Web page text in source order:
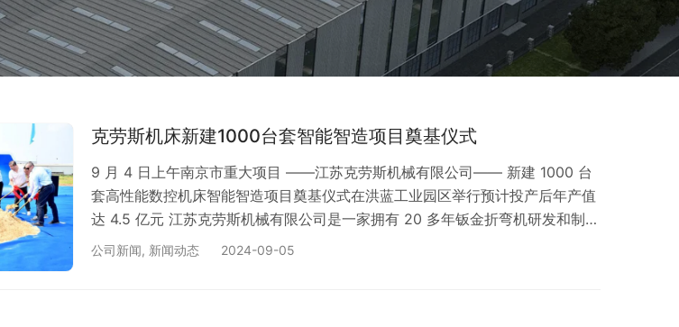
克劳斯机床新建1000台套智能智造项目奠基仪式
9 月 4 日上午南京市重大项目 ——江苏克劳斯机械有限公司—— 新建 1000 台
套高性能数控机床智能智造项目奠基仪式在洪蓝工业园区举行预计投产后年产值
达 4.5 亿元 江苏克劳斯机械有限公司是一家拥有 20 多年钣金折弯机研发和制造
经验的知名智能制造企业，致力于为国内外各类型钣金设备需求企业提供高质量
公司新闻, 新闻动态 2024-09-05